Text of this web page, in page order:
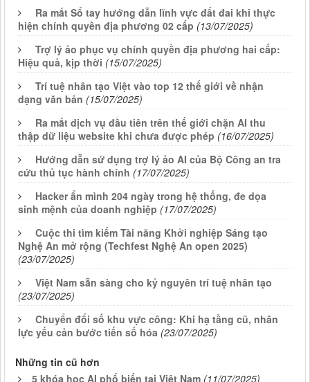
Ra mắt Sổ tay hướng dẫn lĩnh vực đất đai khi thực
hiện chính quyền địa phương 02 cấp (13/07/2025)
Trợ lý ảo phục vụ chính quyền địa phương hai cấp:
Hiệu quả, kịp thời (15/07/2025)
Trí tuệ nhân tạo Việt vào top 12 thế giới về nhận
dạng văn bản (15/07/2025)
Ra mắt dịch vụ đầu tiên trên thế giới chặn AI thu
thập dữ liệu website khi chưa được phép (16/07/2025)
Hướng dẫn sử dụng trợ lý ảo AI của Bộ Công an tra
cứu thủ tục hành chính (17/07/2025)
Hacker ẩn mình 204 ngày trong hệ thống, đe dọa
sinh mệnh của doanh nghiệp (17/07/2025)
Cuộc thi tìm kiếm Tài năng Khởi nghiệp Sáng tạo
Nghệ An mở rộng (Techfest Nghệ An open 2025)
(23/07/2025)
Việt Nam sẵn sàng cho kỷ nguyên trí tuệ nhân tạo
(23/07/2025)
Chuyển đổi số khu vực công: Khi hạ tầng cũ, nhân
lực yếu cản bước tiến số hóa (23/07/2025)
Những tin cũ hơn
5 khóa học AI phổ biến tại Việt Nam (11/07/2025)